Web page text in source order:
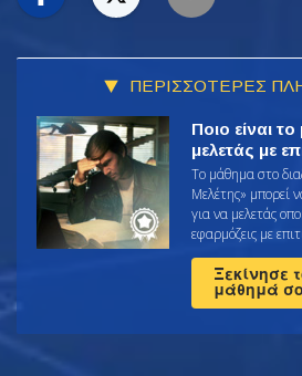
ΠΕΡΙΣΣΟΤΕΡΕΣ
Ποιο είναι
μελετάς με
Το μάθημα στο
Μελέτης» μπορεί
για να μελετάς
εφαρμόζεις με
Ξεκίνησε
μάθημά